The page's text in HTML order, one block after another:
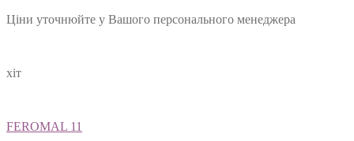
Ціни уточнюйте у Вашого персонального менеджера
хіт
FEROMAL 11